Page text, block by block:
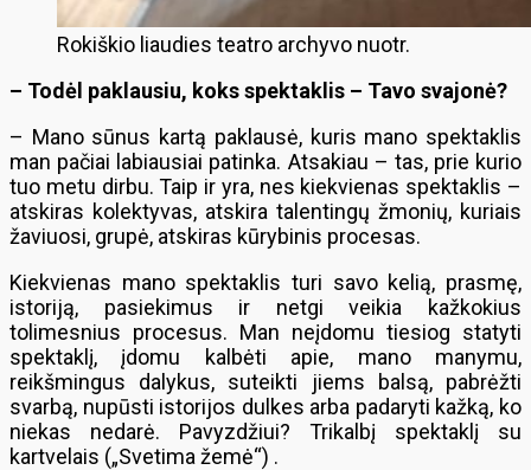
Rokiškio liaudies teatro archyvo nuotr.
– Todėl paklausiu, koks spektaklis – Tavo svajonė?
– Mano sūnus kartą paklausė, kuris mano spektaklis
man pačiai labiausiai patinka. Atsakiau – tas, prie kurio
tuo metu dirbu. Taip ir yra, nes kiekvienas spektaklis –
atskiras kolektyvas, atskira talentingų žmonių, kuriais
žaviuosi, grupė, atskiras kūrybinis procesas.
Kiekvienas mano spektaklis turi savo kelią, prasmę,
istoriją, pasiekimus ir netgi veikia kažkokius
tolimesnius procesus. Man neįdomu tiesiog statyti
spektaklį, įdomu kalbėti apie, mano manymu,
reikšmingus dalykus, suteikti jiems balsą, pabrėžti
svarbą, nupūsti istorijos dulkes arba padaryti kažką, ko
niekas nedarė. Pavyzdžiui? Trikalbį spektaklį su
kartvelais („Svetima žemė“) .